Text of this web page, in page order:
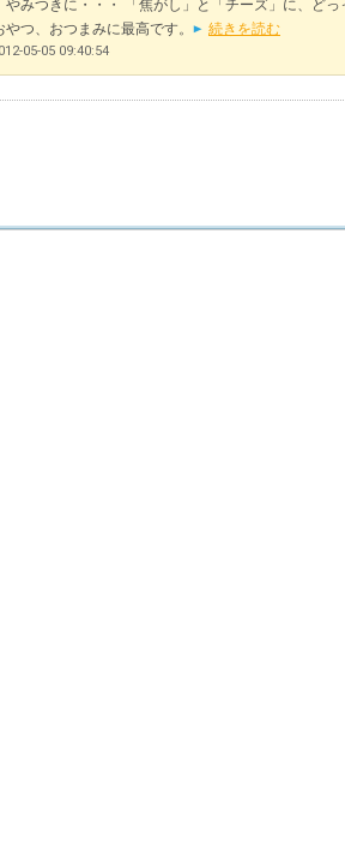
やみつきに・・・ 「焦がし」と「チーズ」に、ど
つ、おつまみに最高です。
続きを読む
05-05 09:40:54